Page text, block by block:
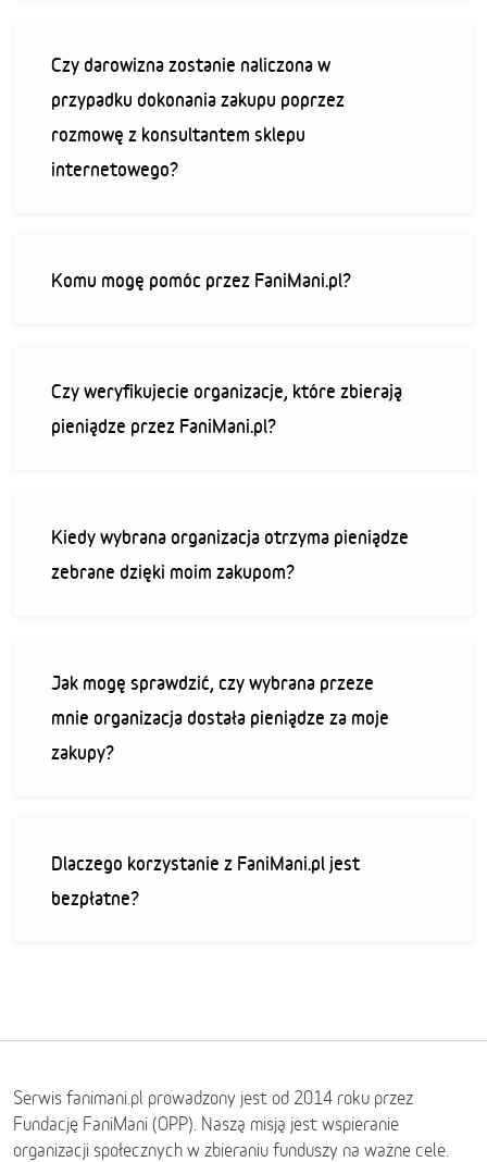
Czy darowizna zostanie naliczona w
przypadku dokonania zakupu poprzez
rozmowę z konsultantem sklepu
internetowego?
Komu mogę pomóc przez FaniMani.pl?
Czy weryfikujecie organizacje, które zbierają
pieniądze przez FaniMani.pl?
Kiedy wybrana organizacja otrzyma pieniądze
zebrane dzięki moim zakupom?
Jak mogę sprawdzić, czy wybrana przeze
mnie organizacja dostała pieniądze za moje
zakupy?
Dlaczego korzystanie z FaniMani.pl jest
bezpłatne?
Serwis fanimani.pl prowadzony jest od 2014 roku przez
Fundację FaniMani (OPP). Naszą misją jest wspieranie
organizacji społecznych w zbieraniu funduszy na ważne cele.